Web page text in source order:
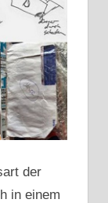
der
in einem